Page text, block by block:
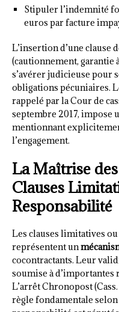
Stipuler l’indemnité
euros par facture
L’insertion d’une clause
(cautionnement, garantie
s’avérer judicieuse pour
obligations pécuniaires.
rappelé par la Cour de
septembre 2017, impose
mentionnant
l’engagement.
La Maîtrise
Clauses
Responsabilité
Les clauses limitatives
représentent un
cocontractants. Leur
soumise à
L’arrêt Chronopost
règle fondamentale